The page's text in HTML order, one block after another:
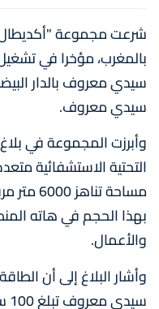
شرعت مجموعة
سيدي معروف بالدار
سيدي معروف.
وأبرزت المجموعة في بلاغ
التحتية الاستشفائية
مساحة
بهذا الحجم في هاته
والأعمال.
وأشار البلاغ إلى أن